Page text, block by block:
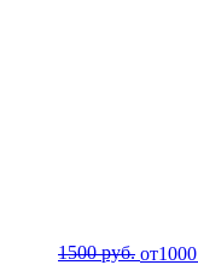
1500 руб. от1000